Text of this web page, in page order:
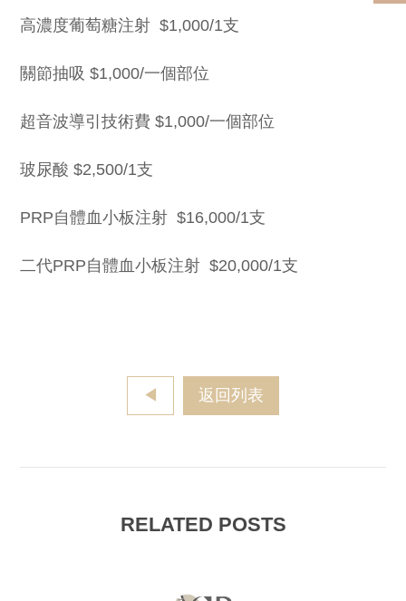
高濃度葡萄糖注射 $1,000/1支
關節抽吸 $1,000/一個部位
超音波導引技術費 $1,000/一個部位
玻尿酸 $2,500/1支
PRP自體血小板注射 $16,000/1支
二代PRP自體血小板注射 $20,000/1支
◀ 返回列表
RELATED POSTS